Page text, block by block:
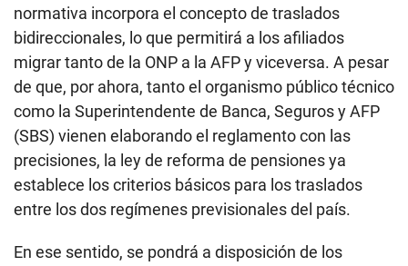
normativa incorpora el concepto de traslados
bidireccionales, lo que permitirá a los afiliados
migrar tanto de la ONP a la AFP y viceversa. A pesar
de que, por ahora, tanto el organismo público técnico
como la Superintendente de Banca, Seguros y AFP
(SBS) vienen elaborando el reglamento con las
precisiones, la ley de reforma de pensiones ya
establece los criterios básicos para los traslados
entre los dos regímenes previsionales del país.
En ese sentido, se pondrá a disposición de los